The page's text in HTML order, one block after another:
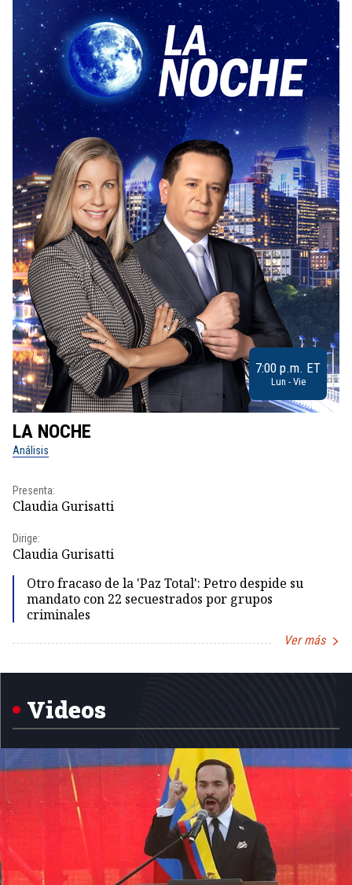
7:00 p.m. ET
Lun - Vie
LA NOCHE
Análisis
Presenta:
Claudia Gurisatti
Dirige:
Claudia Gurisatti
Otro fracaso de la 'Paz Total': Petro despide su
mandato con 22 secuestrados por grupos
criminales
Ver más
1
Videos